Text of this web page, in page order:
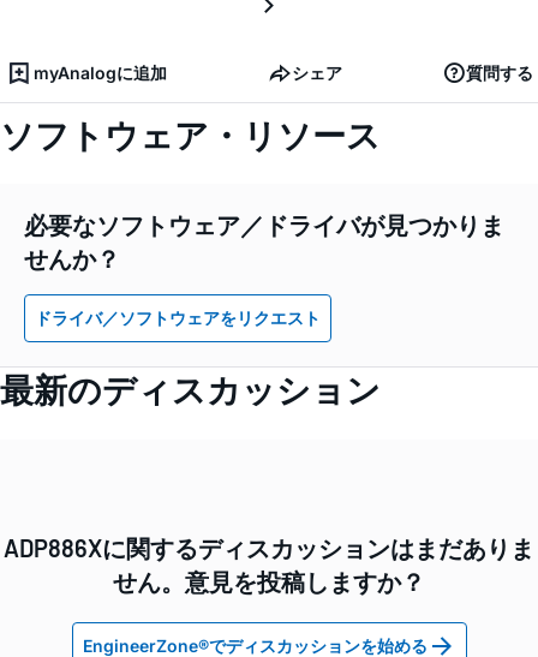
myAnalogに追加 シェア 質問する
ソフトウェア・リソース
必要なソフトウェア／ドライバが見つかりま
せんか？
ドライバ／ソフトウェアをリクエスト
最新のディスカッション
ADP886Xに関するディスカッションはまだありま
せん。意見を投稿しますか？
EngineerZone®でディスカッションを始める